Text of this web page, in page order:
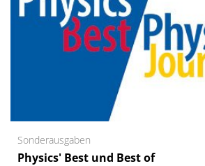
Sonderausgaben
Physics' Best und Best of